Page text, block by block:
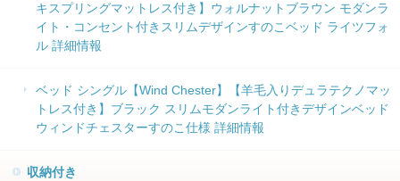
キスプリングマットレス付き】ウォルナットブラウン モダンラ
イト・コンセント付きスリムデザインすのこベッド ライツフォ
ル 詳細情報
ベッド シングル【Wind Chester】【羊毛入りデュラテクノマッ
トレス付き】ブラック スリムモダンライト付きデザインベッド
ウィンドチェスターすのこ仕様 詳細情報
収納付き